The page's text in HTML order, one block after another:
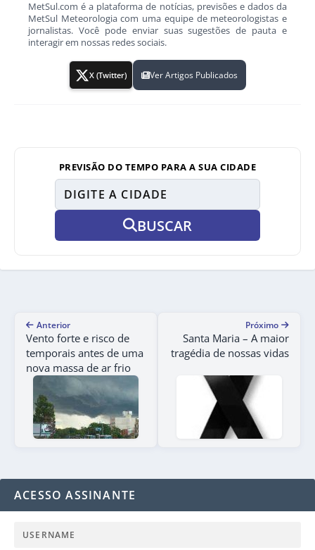
MetSul.com é a plataforma de notícias, previsões e dados da
MetSul Meteorologia com uma equipe de meteorologistas e
jornalistas. Você pode enviar suas sugestões de pauta e
interagir em nossas redes sociais.
X (Twitter) Ver Artigos Publicados
PREVISÃO DO TEMPO PARA A SUA CIDADE
BUSCAR
Anterior
Vento forte e risco de
temporais antes de uma
nova massa de ar frio
Próximo
Santa Maria – A maior
tragédia de nossas vidas
ACESSO ASSINANTE